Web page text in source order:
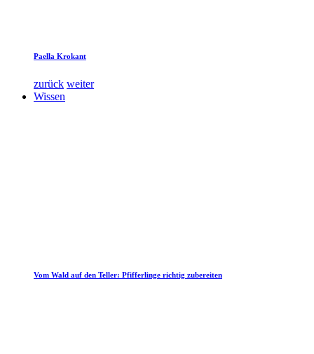
Paella Krokant
zurück weiter
Wissen
Vom Wald auf den Teller: Pfifferlinge richtig zubereiten